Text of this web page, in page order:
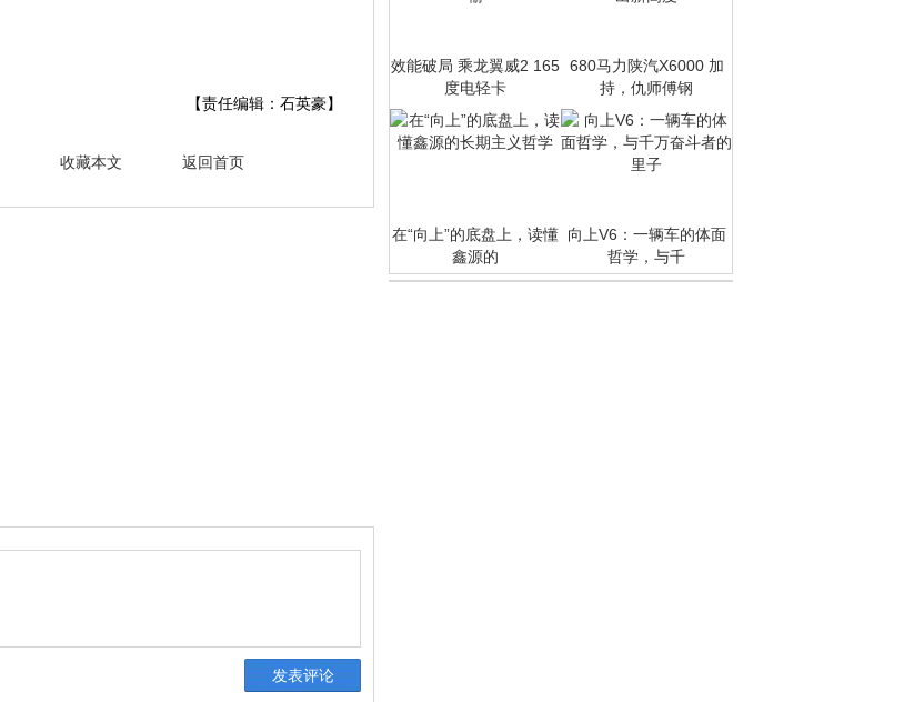
【责任编辑：石英豪】
收藏本文 返回首页
效能破局 乘龙翼威2 165
度电轻卡
680马力陕汽X6000 加
持，仇师傅钢
在“向上”的底盘上，读懂
鑫源的
向上V6：一辆车的体面
哲学，与千